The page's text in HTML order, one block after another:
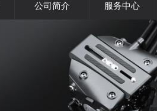
公司简介 服务中心